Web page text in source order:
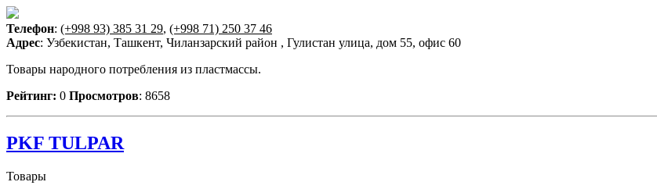
Телефон: (+998 93) 385 31 29, (+998 71) 250 37 46
Адрес: Узбекистан, Ташкент, Чиланзарский район , Гулистан улица, дом 55, офис 60
Товары народного потребления из пластмассы.
Рейтинг: 0 Просмотров: 8658
PKF TULPAR
Товары